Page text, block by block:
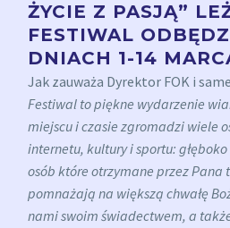
ŻYCIE Z PASJĄ”
FESTIWAL
DNIACH 1-14
Jak zauważa Dyrektor FOK i
Festiwal to piękne wydarzenie
miejscu i czasie zgromadzi wiele
internetu, kultury i sportu:
osób które otrzymane przez
pomnażają na większą chwałę
nami swoim świadectwem, a